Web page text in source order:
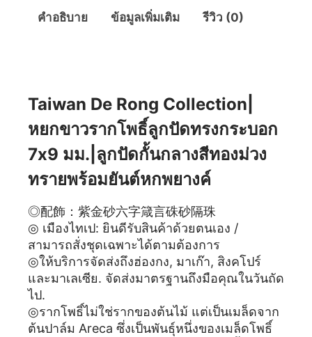
คำอธิบาย ข้อมูลเพิ่มเติม รีวิว (0)
Taiwan De Rong Collection|
หยกขาวรากโพธิ์ลูกปัดทรงกระบอก
7x9 มม.|ลูกปัดกั้นกลางสีทองม่วง
ทรายพร้อมยันต์หกพยางค์
◎配飾：紫金砂六字箴言硃砂隔珠
◎ เมืองไทเป: ยินดีรับสินค้าด้วยตนเอง /
สามารถสั่งชุดเฉพาะได้ตามต้องการ
◎ให้บริการจัดส่งถึงฮ่องกง, มาเก๊า, สิงคโปร์
และมาเลเซีย. จัดส่งมาตรฐานถึงมือคุณในวันถัด
ไป.
◎รากโพธิ์ไม่ใช่รากของต้นไม้ แต่เป็นเมล็ดจาก
ต้นปาล์ม Areca ซึ่งเป็นพันธุ์หนึ่งของเมล็ดโพธิ์